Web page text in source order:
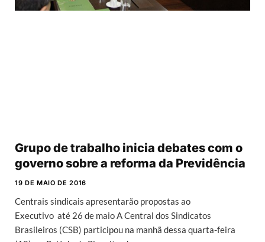
Grupo de trabalho inicia debates com o
governo sobre a reforma da Previdência
19 DE MAIO DE 2016
Centrais sindicais apresentarão propostas ao
Executivo até 26 de maio A Central dos Sindicatos
Brasileiros (CSB) participou na manhã dessa quarta-feira